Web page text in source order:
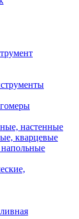
настенные
кварцевые